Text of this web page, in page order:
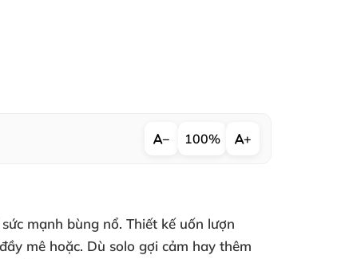
− 100% +
mạnh bùng nổ. Thiết kế uốn lượn
mê hoặc. Dù solo gợi cảm hay thêm